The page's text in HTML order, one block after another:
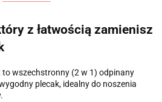
z łatwością zamienisz
to wszechstronny (2 w 1) odpinany
plecak, idealny do noszenia